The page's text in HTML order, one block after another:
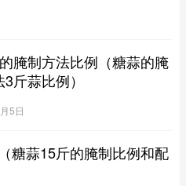
皮，放入清水里浸泡7天，每天
入蒜坛内，盖严盖，30天左右即
腌制方法比例（糖蒜的腌
斤蒜比例）
5日
糖蒜15斤的腌制比例和配